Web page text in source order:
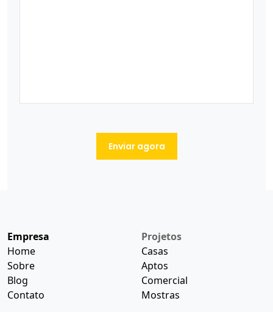
Enviar agora
Empresa
Home
Sobre
Blog
Contato
Projetos
Casas
Aptos
Comercial
Mostras